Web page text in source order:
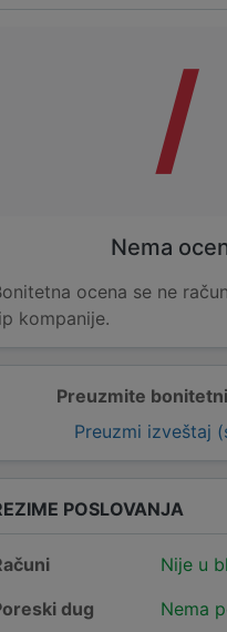
Preuzmite
Preuzmi izveštaj
/
Nema
ocena se ne
kompanije.
POSLOVANJA
Nije u
dug
Nema